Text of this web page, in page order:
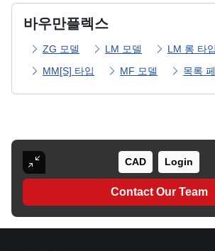
바우만플렉스
ZG 모델 LM 모델 LM 롱 타입
MM[S] 타입
MF 모델 목록
CAD Login
Contact Our Team